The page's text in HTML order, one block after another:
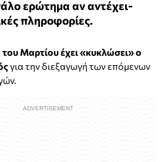
ερώτημα αν αντέχει-
πληροφορίες.
Μαρτίου έχει «κυκλώσει» ο
για την διεξαγωγή των επόμενων